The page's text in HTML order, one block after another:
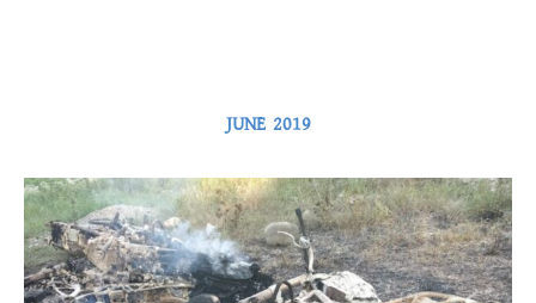
JUNE 2019